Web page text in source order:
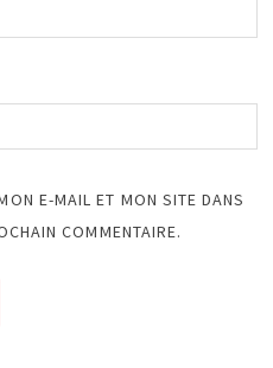
E-MAIL ET MON SITE DANS
COMMENTAIRE.